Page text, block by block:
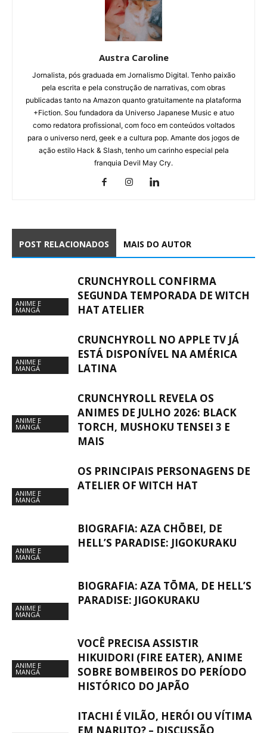
Austra Caroline
Jornalista, pós graduada em Jornalismo Digital. Tenho paixão
pela escrita e pela construção de narrativas, com obras
publicadas tanto na Amazon quanto gratuitamente na plataforma
+Fiction. Sou fundadora da Universo Japanese Music e atuo
como redatora profissional, com foco em conteúdos voltados
para o universo nerd, geek e a cultura pop. Amante dos jogos de
ação estilo Hack & Slash, tenho um carinho especial pela
franquia Devil May Cry.
POST RELACIONADOS MAIS DO AUTOR
ANIME E
MANGÁ
CRUNCHYROLL CONFIRMA
SEGUNDA TEMPORADA DE WITCH
HAT ATELIER
ANIME E
MANGÁ
CRUNCHYROLL NO APPLE TV JÁ
ESTÁ DISPONÍVEL NA AMÉRICA
LATINA
ANIME E
MANGÁ
CRUNCHYROLL REVELA OS
ANIMES DE JULHO 2026: BLACK
TORCH, MUSHOKU TENSEI 3 E
MAIS
ANIME E
MANGÁ
OS PRINCIPAIS PERSONAGENS DE
ATELIER OF WITCH HAT
ANIME E
MANGÁ
BIOGRAFIA: AZA CHŌBEI, DE
HELL’S PARADISE: JIGOKURAKU
ANIME E
MANGÁ
BIOGRAFIA: AZA TŌMA, DE HELL’S
PARADISE: JIGOKURAKU
ANIME E
MANGÁ
VOCÊ PRECISA ASSISTIR
HIKUIDORI (FIRE EATER), ANIME
SOBRE BOMBEIROS DO PERÍODO
HISTÓRICO DO JAPÃO
ITACHI É VILÃO, HERÓI OU VÍTIMA